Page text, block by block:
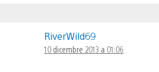
RiverWild69
10 dicembre 2013 a 01:06